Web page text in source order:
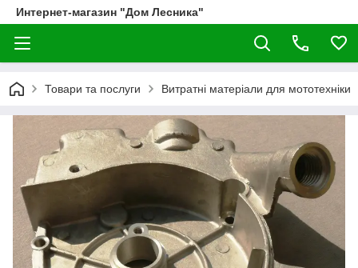
Интернет-магазин "Дом Лесника"
Товари та послуги Витратні матеріали для мототехніки